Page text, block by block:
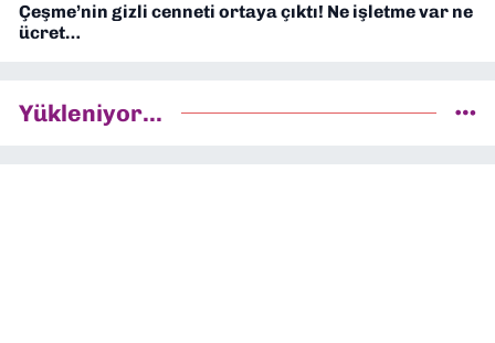
Çeşme’nin gizli cenneti ortaya çıktı! Ne işletme var ne
ücret…
Yükleniyor...